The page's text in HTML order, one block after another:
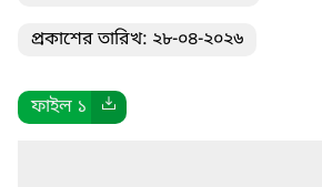
প্রকাশের তারিখ: ২৮-০৪-২০২৬
ফাইল ১